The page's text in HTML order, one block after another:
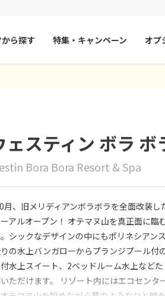
オーストリア
アイスランド
ギリシャ
ブルガリア
ルツェゴビナ セルビア
ら探す 特集・キャンペーン オプ
ま
ま
ェスティン ボラ
Bora Bora Resort & Spa
月、旧メリディアンボラボラを全面改装
アルオープン！ オテマヌ山を真正面に
シックなデザインの中にもポリネシアン
の水上バンガローからプランジプール
水上スイート、2ベッドルーム水上など
ただけます。 リゾート内にはエコセン